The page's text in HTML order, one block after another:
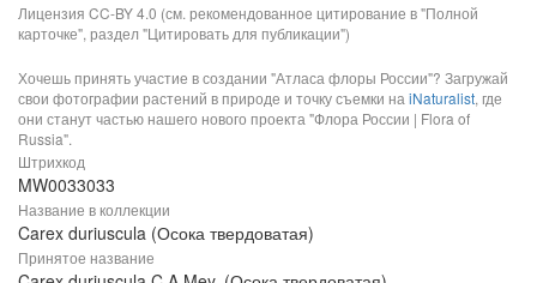
Лицензия CC-BY 4.0 (см. рекомендованное цитирование в "Полной
карточке", раздел "Цитировать для публикации")
Хочешь принять участие в создании "Атласа флоры России"? Загружай
свои фотографии растений в природе и точку съемки на iNaturalist, где
они станут частью нашего нового проекта "Флора России | Flora of
Russia".
Штрихкод
MW0033033
Название в коллекции
Carex duriuscula (Осока твердоватая)
Принятое название